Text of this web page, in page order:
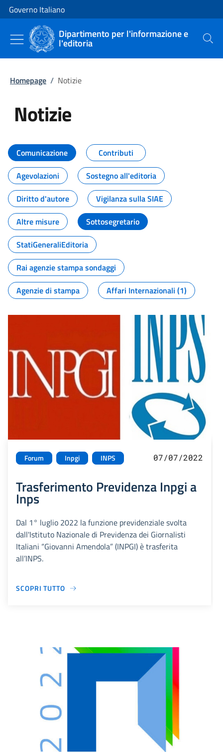
Vai al contenuto
Vai alla navigazione del sito
Governo Italiano
Dipartimento per l'informazione e
l'editoria Cerca
Homepage / Notizie
Notizie
Tutti i contenuti della pagina
Comunicazione
Contributi
Agevolazioni
Sostegno all'editoria
Diritto d'autore
Vigilanza sulla SIAE
Altre misure
Sottosegretario
StatiGeneraliEditoria
Rai agenzie stampa sondaggi
Agenzie di stampa
Affari Internazionali (1)
Forum Inpgi INPS 07/07/2022
Trasferimento Previdenza Inpgi a
Inps
Dal 1° luglio 2022 la funzione previdenziale svolta
dall'Istituto Nazionale di Previdenza dei Giornalisti
Italiani “Giovanni Amendola” (INPGI) è trasferita
all’INPS.
SCOPRI TUTTO